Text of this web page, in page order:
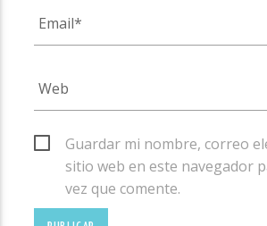
Guardar mi nombre, correo
sitio web en este navegador
vez que comente.